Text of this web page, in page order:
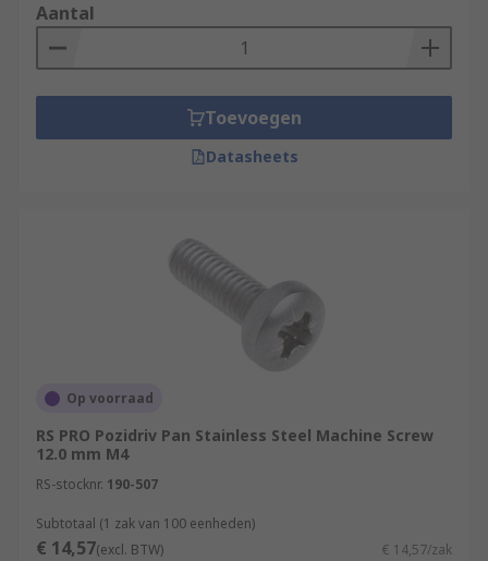
Aantal
Toevoegen
Datasheets
Op voorraad
RS PRO Pozidriv Pan Stainless Steel Machine Screw
12.0 mm M4
RS-stocknr. 190-507
Subtotaal (1 zak van 100 eenheden)
€ 14,57(excl. BTW) € 14,57/zak